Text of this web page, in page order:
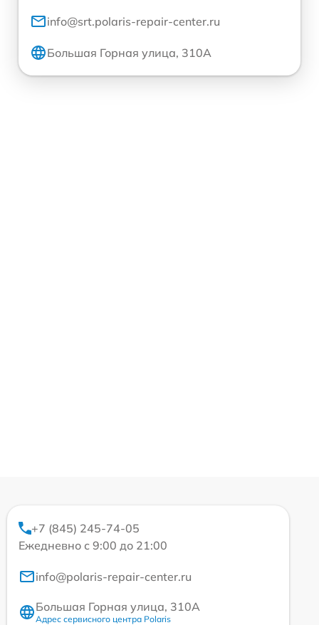
info@srt.polaris-repair-center.ru
Большая Горная улица, 310А
+7 (845) 245-74-05
Ежедневно с 9:00 до 21:00
info@polaris-repair-center.ru
Большая Горная улица, 310А
Адрес сервисного центра Polaris